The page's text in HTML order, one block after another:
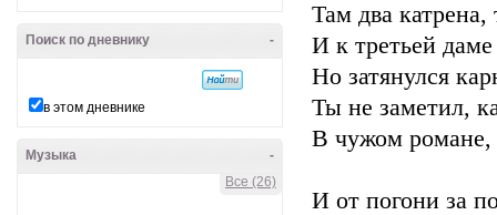
-
Поиск по дневнику
в этом дневнике
-
Музыка
Все (26)
Там два катрена,
И к третьей
Но затянулся
Ты не заметил,
В чужом романе,
И от погони за